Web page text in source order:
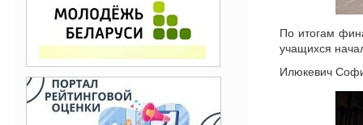
По итогам
учащихся
Илюкевич